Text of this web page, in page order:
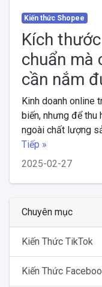
Kiến thức Shopee
Kích
chuẩn mà
cần nắm
Kinh doanh online
biến, nhưng để thu
ngoài chất lượng
Tiếp »
2025-02-27
Chuyên mục
Kiến Thức TikTok
Kiến Thức